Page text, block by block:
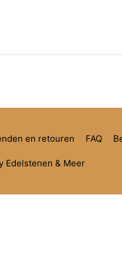
en retouren FAQ
Edelstenen & Meer